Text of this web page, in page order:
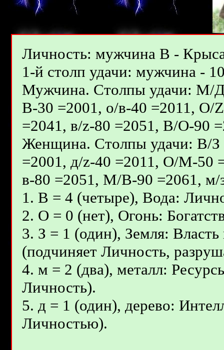
Личность: мужчина В -
1-й столп удачи: мужчина -
Мужчина. Столпы удачи: М/Д
В-30 =2001, о/в-40 =2011,
=2041, в/z-80 =2051, В/О-90
Женщина. Столпы удачи: В/З
=2001, д/z-40 =2011, О/М-50
в-80 =2051, М/В-90 =2061, м/
1. В = 4 (четыре), Вода:
2. О = 0 (нет), Огонь:
3. З = 1 (один), Земля:
(подчиняет Личность,
4. м = 2 (два), металл:
Личность).
5. д = 1 (один), дерево:
Личностью).